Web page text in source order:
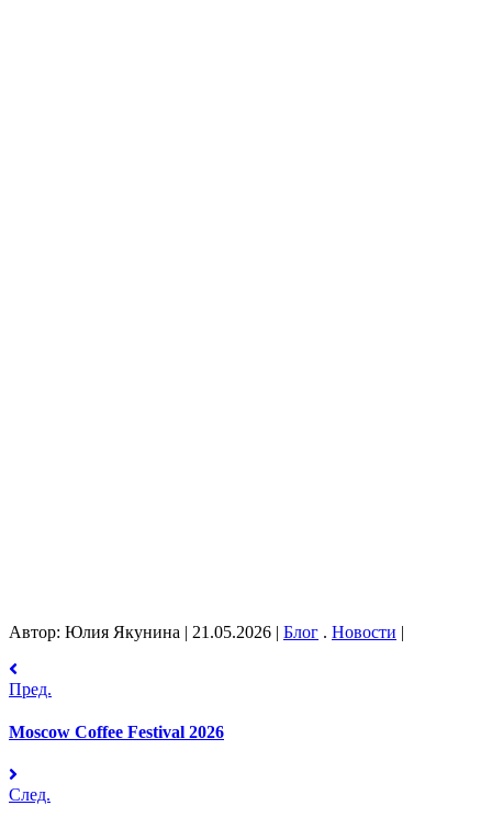
Автор: Юлия Якунина | 21.05.2026 | Блог . Новости |
Пред.
Moscow Coffee Festival 2026
След.